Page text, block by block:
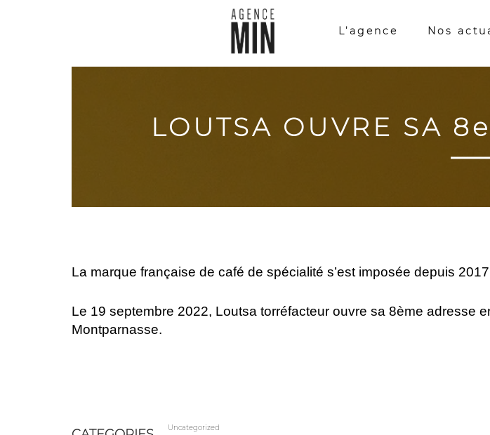
L’agence Nos
LOUTSA OUVRE SA
La marque française de café de spécialité s’est imposée depuis
Le 19 septembre 2022, Loutsa torréfacteur ouvre sa 8ème adresse
Montparnasse.
Uncategorized